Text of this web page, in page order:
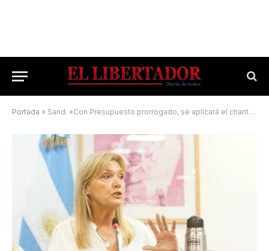
Portada » Sand: «Con Presupuesto prorrogado, se aplicará el chantaje selectivo»